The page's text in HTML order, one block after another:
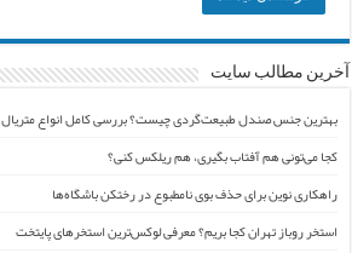
آخرین مطالب سایت
بهترین جنس صندل طبیعت‌گردی چیست؟ بررسی کامل انواع متریال
کجا می‌تونی هم آفتاب بگیری، هم ریلکس کنی؟
راهکاری نوین برای حذف بوی نامطبوع در رختکن باشگاه‌ها
استخر روباز تهران کجا بریم؟ معرفی لوکس‌ترین استخرهای پایتخت